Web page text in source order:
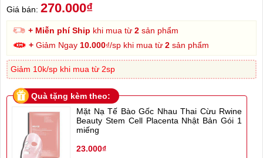
Giá bán: 270.000₫
+ Miễn phí Ship khi mua từ 2 sản phẩm
+ Giảm Ngay10.000₫/sp khi mua từ2 sản phẩm
Giảm 10k/sp khi mua từ 2sp
Quà tặng kèm theo:
Mặt Nạ Tế Bào Gốc Nhau Thai Cừu Rwine
Beauty Stem Cell Placenta Nhật Bản Gói 1
miếng
23.000₫